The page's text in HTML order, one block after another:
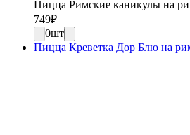
Пицца Римские каникулы на
749₽
0шт
Пицца Креветка Дор Блю на